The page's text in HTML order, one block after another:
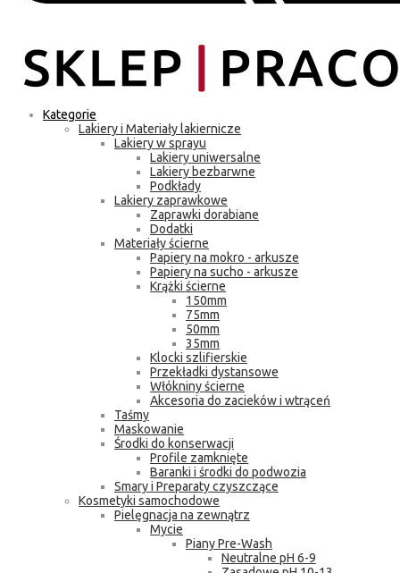
Kategorie
Lakiery i Materiały lakiernicze
Lakiery w sprayu
Lakiery uniwersalne
Lakiery bezbarwne
Podkłady
Lakiery zaprawkowe
Zaprawki dorabiane
Dodatki
Materiały ścierne
Papiery na mokro - arkusze
Papiery na sucho - arkusze
Krążki ścierne
150mm
75mm
50mm
35mm
Klocki szlifierskie
Przekładki dystansowe
Włókniny ścierne
Akcesoria do zacieków i wtrąceń
Taśmy
Maskowanie
Środki do konserwacji
Profile zamknięte
Baranki i środki do podwozia
Smary i Preparaty czyszczące
Kosmetyki samochodowe
Pielęgnacja na zewnątrz
Mycie
Piany Pre-Wash
Neutralne pH 6-9